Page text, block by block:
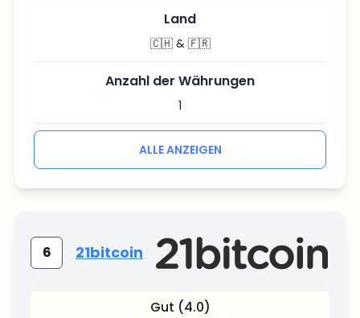
Land
🇨🇭 & 🇫🇷
Anzahl der Währungen
1
ALLE ANZEIGEN
6 21bitcoin
Gut (4.0)